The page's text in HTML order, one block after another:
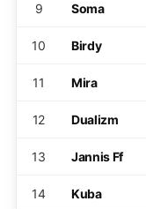
9 Soma
10 Birdy
11 Mira
12 Dualizm
13 Jannis Ff
14 Kuba